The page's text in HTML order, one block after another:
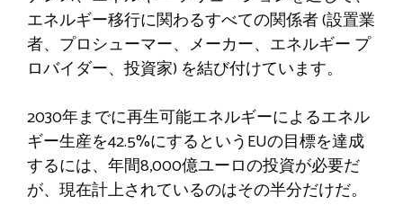
エネルギー移行に関わるすべての関係者 (設置業
者、プロシューマー、メーカー、エネルギー プ
ロバイダー、投資家) を結び付けています。
2030年までに再生可能エネルギーによるエネル
ギー生産を42.5%にするというEUの目標を達成
するには、年間8,000億ユーロの投資が必要だ
が、現在計上されているのはその半分だけだ。